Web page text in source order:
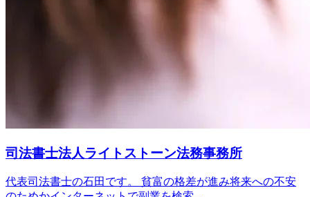
司法書士法人ライトストーン法務事務所
代表司法書士の石田です。 貧富の格差が進み将来への不安